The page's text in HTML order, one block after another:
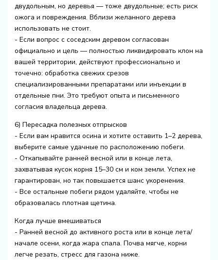
двудольным, но деревья — тоже двудольные; есть риск
ожога и повреждения. Вблизи желанного дерева
использовать не стоит.
- Если вопрос с соседским деревом согласован
официально и цель — полностью ликвидировать клон на
вашей территории, действуют профессионально и
точечно: обработка свежих срезов
специализированными препаратами или инъекции в
отдельные пни. Это требуют опыта и письменного
согласия владельца дерева.
6) Пересадка полезных отпрысков
- Если вам нравится осина и хотите оставить 1–2 дерева,
выберите самые удачные по расположению побеги.
- Откапывайте ранней весной или в конце лета,
захватывая кусок корня 15–30 см и ком земли. Успех не
гарантирован, но так повышается шанс укоренения.
- Все остальные побеги рядом удаляйте, чтобы не
образовалась плотная щетина.
Когда лучше вмешиваться
- Ранней весной до активного роста или в конце лета/
начале осени, когда жара спала. Почва мягче, корни
легче резать, стресс для газона ниже.